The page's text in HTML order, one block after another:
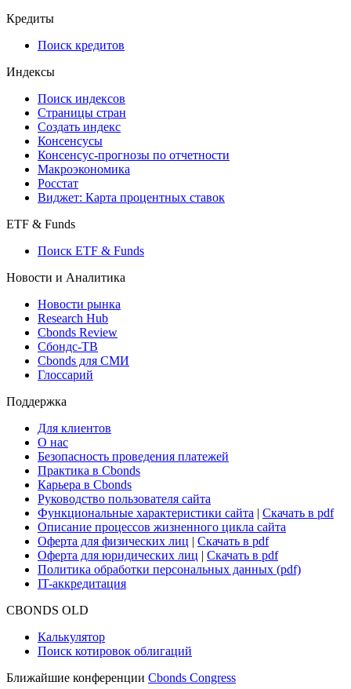
Кредиты
Поиск кредитов
Индексы
Поиск индексов
Страницы стран
Создать индекс
Консенсусы
Консенсус-прогнозы по отчетности
Макроэкономика
Росстат
Виджет: Карта процентных ставок
ETF & Funds
Поиск ETF & Funds
Новости и Аналитика
Новости рынка
Research Hub
Cbonds Review
Сбондс-ТВ
Cbonds для СМИ
Глоссарий
Поддержка
Для клиентов
О нас
Безопасность проведения платежей
Практика в Cbonds
Карьера в Cbonds
Руководство пользователя сайта
Функциональные характеристики сайта | Скачать в pdf
Описание процессов жизненного цикла сайта
Оферта для физических лиц | Скачать в pdf
Оферта для юридических лиц | Скачать в pdf
Политика обработки персональных данных (pdf)
IT-аккредитация
CBONDS OLD
Калькулятор
Поиск котировок облигаций
Ближайшие конференции Cbonds Congress